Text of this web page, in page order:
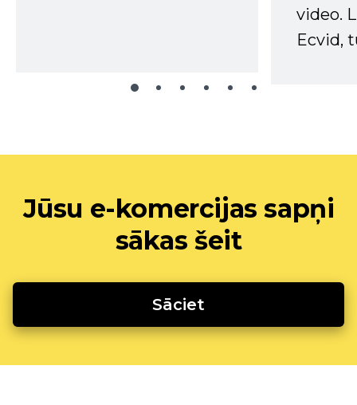
video.
Ecvid,
Jūsu e-komercijas sapņi
sākas šeit
Sāciet